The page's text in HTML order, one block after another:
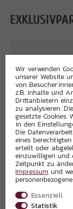
Wir verwenden
unserer Website
von
z.B. Inhalte und
Drittanbietern
zu analysieren.
gesetzte
in den
Die
eines
erteilt oder
einzuwilligen und
Zeitpunkt zu
Impressum und
Essenziell
Statistik